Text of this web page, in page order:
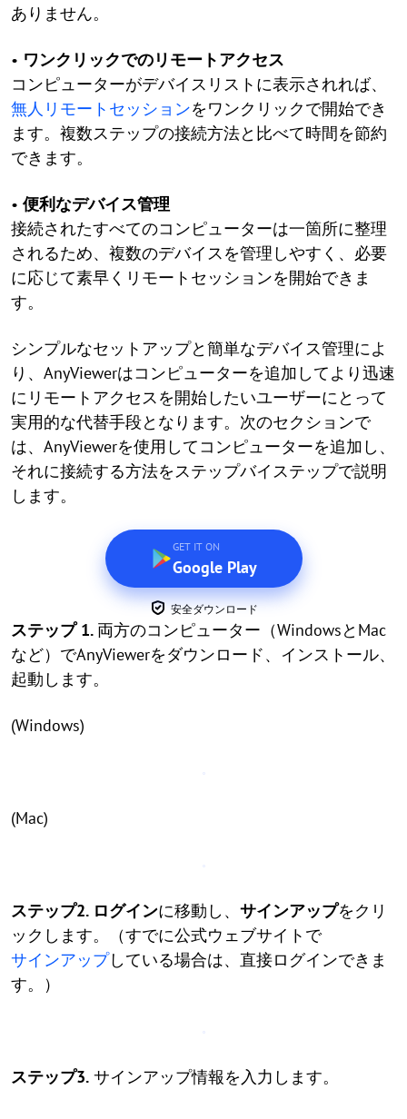
ありません。
• ワンクリックでのリモートアクセス
コンピューターがデバイスリストに表示されれば、
無人リモートセッションをワンクリックで開始でき
ます。複数ステップの接続方法と比べて時間を節約
できます。
• 便利なデバイス管理
接続されたすべてのコンピューターは一箇所に整理
されるため、複数のデバイスを管理しやすく、必要
に応じて素早くリモートセッションを開始できま
す。
シンプルなセットアップと簡単なデバイス管理によ
り、AnyViewerはコンピューターを追加してより迅速
にリモートアクセスを開始したいユーザーにとって
実用的な代替手段となります。次のセクションで
は、AnyViewerを使用してコンピューターを追加し、
それに接続する方法をステップバイステップで説明
します。
GET IT ON
Google Play
安全ダウンロード
ステップ 1. 両方のコンピューター（WindowsとMac
など）でAnyViewerをダウンロード、インストール、
起動します。
(Windows)
(Mac)
ステップ2. ログインに移動し、 サインアップをクリ
ックします。（すでに公式ウェブサイトで
サインアップしている場合は、直接ログインできま
す。）
ステップ3. サインアップ情報を入力します。